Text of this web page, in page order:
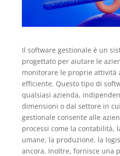
Il software gestionale è un
progettato per aiutare le
monitorare le proprie attività
efficiente. Questo tipo di
qualsiasi azienda,
dimensioni o dal settore in
gestionale consente alle
processi come la contabilità,
umane, la produzione, la
ancora. Inoltre, fornisce una